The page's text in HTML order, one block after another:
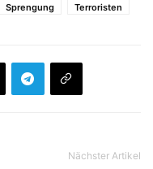
Sprengung Terroristen
Nächster Artikel